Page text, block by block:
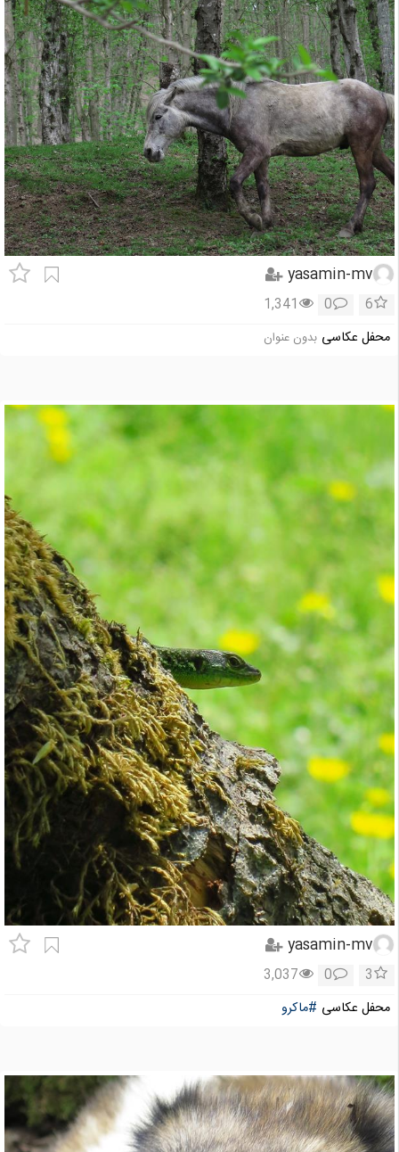
yasamin-mv
6
0
1,341
محفل عکاسی بدون عنوان
yasamin-mv
3
0
3,037
محفل عکاسی #ماکرو